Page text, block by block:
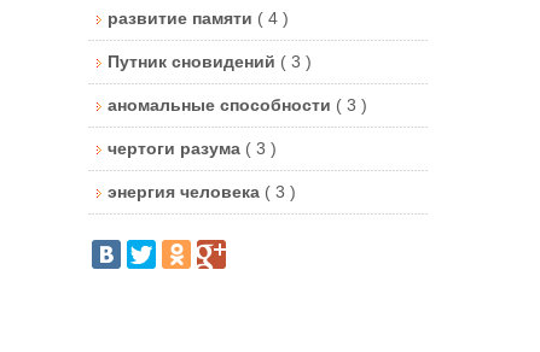
развитие памяти ( 4 )
Путник сновидений ( 3 )
аномальные способности ( 3 )
чертоги разума ( 3 )
энергия человека ( 3 )